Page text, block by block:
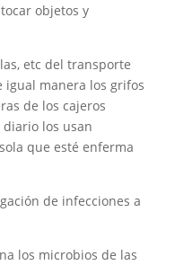
objetos y
etc del transporte
igual manera los grifos
de los cajeros
los usan
que esté enferma
de infecciones a
los microbios de las